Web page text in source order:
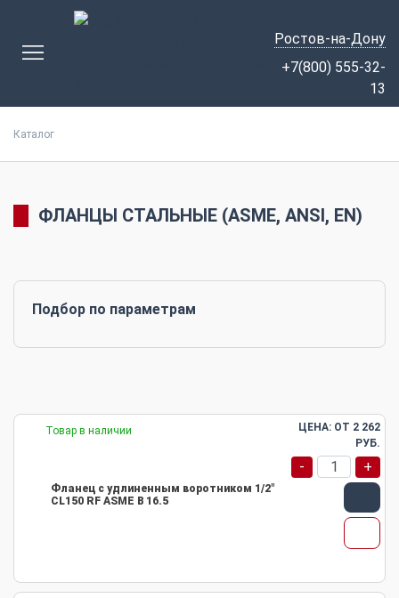
Ростов-на-Дону
+7(800) 555-32-
13
Каталог
ФЛАНЦЫ СТАЛЬНЫЕ (ASME, ANSI, EN)
Подбор по параметрам
Товар в наличии
Фланец с удлиненным воротником 1/2"
CL150 RF ASME B 16.5
ЦЕНА: ОТ 2 262
РУБ.
- +